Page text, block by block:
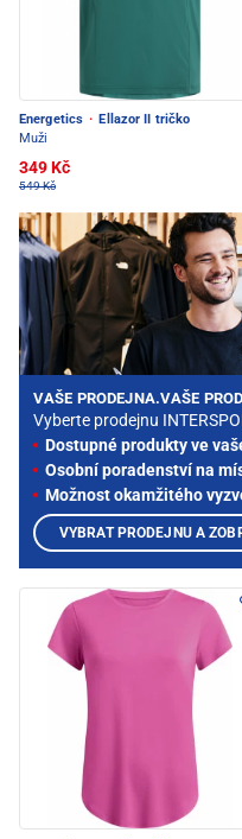
Energetics · Ellazor II tričko
Muži
349 Kč
549 Kč
VAŠE PRODEJNA.VAŠE
Vyberte prodejnu
Dostupné produkty ve
Osobní poradenství na
Možnost okamžitého